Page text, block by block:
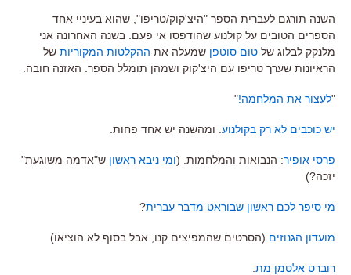
השנה תורגם לעברית הספר "היצ'קוק/טריפו", שהוא בעיניי אחד
הספרים הטובים על קולנוע שהודפסו אי פעם. בשנה האחרונה אני
מלנקק לבלוג של טום סוטפן שמעלה את ההקלטות המקוריות של
הראיונות שערך טריפו עם היצ'קוק ושמהן תומלל הספר. האזנה חובה.
"לעצור את המלחמה!"
יש כוכבים לא רק בקולנוע . ומהשנה יש אחד פחות.
פרסי אופיר: הנבואות והמלחמות. (ומי ניבא ראשון ש"אדמה משוגעת"
יזכה?)
מי סיפר לכם ראשון שבוראט מדבר עברית?
מועדון הגנוזים (הסרטים שהמפיצים קנו, אבל בסוף לא הוציאו)
רוברט אלטמן מת